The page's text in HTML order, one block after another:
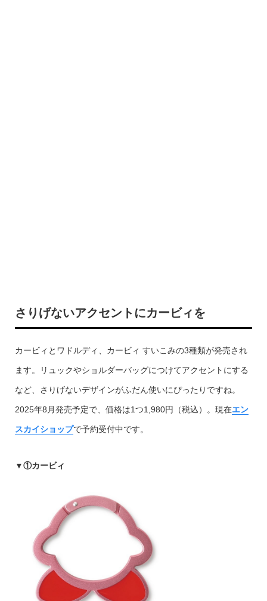
さりげないアクセントにカービィを
カービィとワドルディ、カービィ すいこみの3種類が発売され
ます。リュックやショルダーバッグにつけてアクセントにする
など、さりげないデザインがふだん使いにぴったりですね。
2025年8月発売予定で、価格は1つ1,980円（税込）。現在エン
スカイショップで予約受付中です。
▼①カービィ